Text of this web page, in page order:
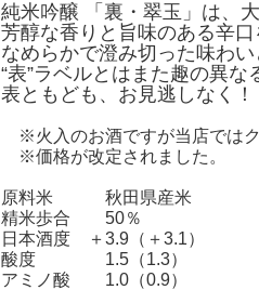
純米吟醸 「裏・翠玉」は、
芳醇な香りと旨味のある辛口
なめらかで澄み切った味わ
“表”ラベルとはまた趣の異
表ともども、お見逃しなく！
※火入のお酒ですが当店ではク
※価格が改定されました。
原料米 秋田県産米
精米歩合 50％
日本酒度 ＋3.9（＋3.1）
酸度 1.5（1.3）
アミノ酸 1.0（0.9）